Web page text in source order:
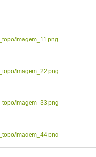
Imagem_11.png
Imagem_22.png
Imagem_33.png
Imagem_44.png